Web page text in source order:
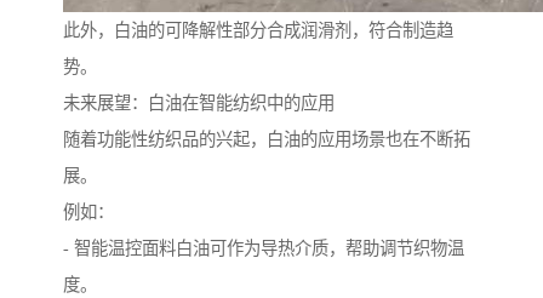
此外，白油的可降解性部分合成润滑剂，符合制造趋
势。
未来展望：白油在智能纺织中的应用
随着功能性纺织品的兴起，白油的应用场景也在不断拓
展。
例如：
- 智能温控面料白油可作为导热介质，帮助调节织物温
度。